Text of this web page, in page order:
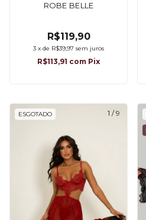
ROBE BELLE
R$119,90
3 x de R$39,97 sem juros
R$113,91 com Pix
1 /9
ESGOTADO